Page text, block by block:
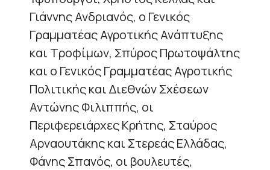
Γιάννης Ανδριανός, ο Γενικός
Γραμματέας Αγροτικής Ανάπτυξης
και Τροφίμων, Σπύρος Πρωτοψάλτης
και ο Γενικός Γραμματέας Αγροτικής
Πολιτικής και Διεθνών Σχέσεων
Αντώνης Φιλιππής, οι
Περιφερειάρχες Κρήτης, Σταύρος
Αρναουτάκης και Στερεάς Ελλάδας,
Φάνης Σπανός, οι βουλευτές,